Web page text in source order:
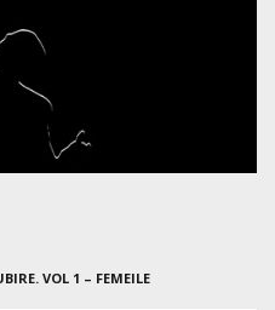
VOL 1 – FEMEILE